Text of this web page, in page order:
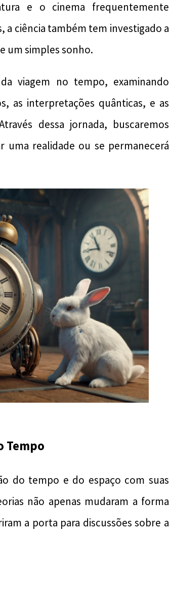
e o cinema frequentemente
a ciência também tem investigado a
um simples sonho.
viagem no tempo, examinando
as interpretações quânticas, e as
dessa jornada, buscaremos
realidade ou se permanecerá
Tempo
do tempo e do espaço com suas
não apenas mudaram a forma
a porta para discussões sobre a